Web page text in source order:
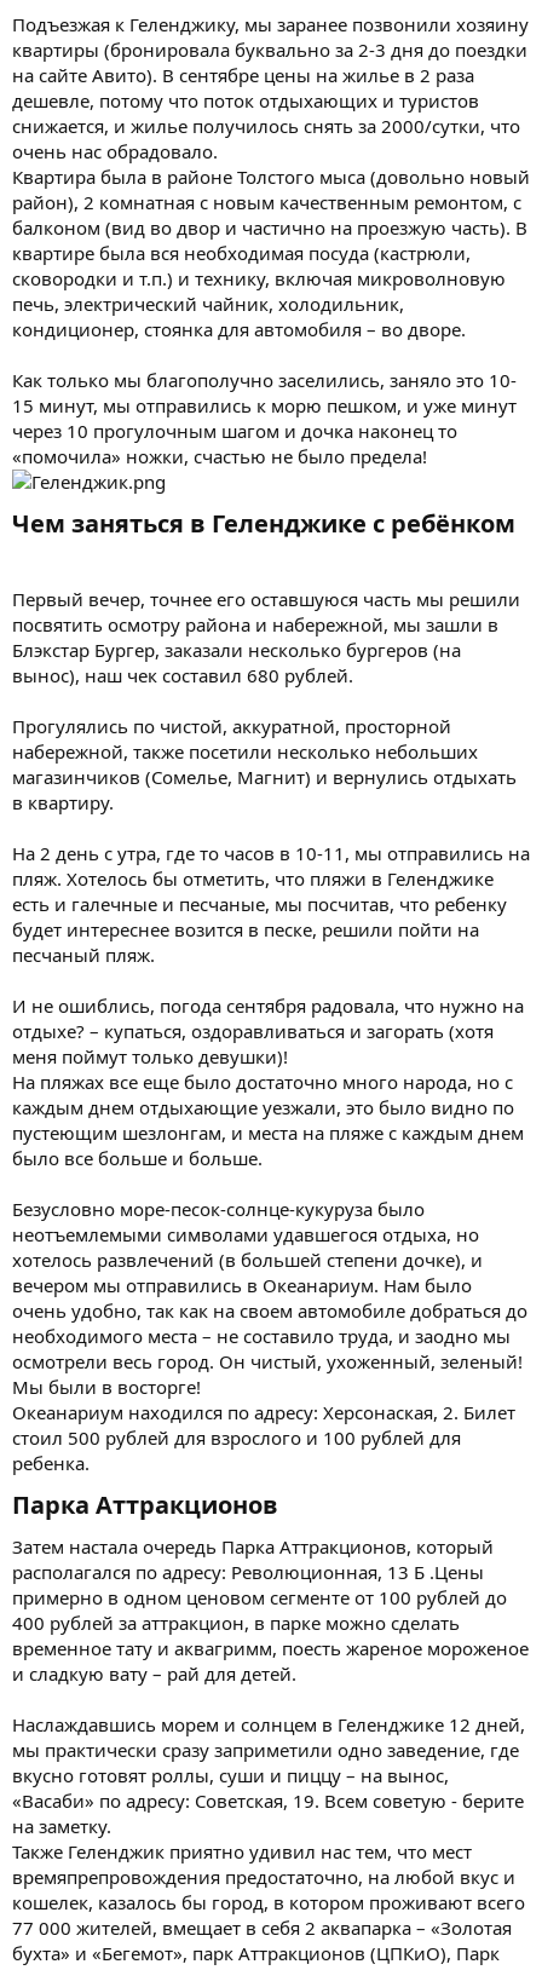
Подъезжая к Геленджику, мы заранее позвонили хозяину
квартиры (бронировала буквально за 2-3 дня до поездки
на сайте Авито). В сентябре цены на жилье в 2 раза
дешевле, потому что поток отдыхающих и туристов
снижается, и жилье получилось снять за 2000/сутки, что
очень нас обрадовало.
Квартира была в районе Толстого мыса (довольно новый
район), 2 комнатная с новым качественным ремонтом, с
балконом (вид во двор и частично на проезжую часть). В
квартире была вся необходимая посуда (кастрюли,
сковородки и т.п.) и технику, включая микроволновую
печь, электрический чайник, холодильник,
кондиционер, стоянка для автомобиля – во дворе.
Как только мы благополучно заселились, заняло это 10-
15 минут, мы отправились к морю пешком, и уже минут
через 10 прогулочным шагом и дочка наконец то
«помочила» ножки, счастью не было предела!
Чем заняться в Геленджике с ребёнком​
Первый вечер, точнее его оставшуюся часть мы решили
посвятить осмотру района и набережной, мы зашли в
Блэкстар Бургер, заказали несколько бургеров (на
вынос), наш чек составил 680 рублей.
Прогулялись по чистой, аккуратной, просторной
набережной, также посетили несколько небольших
магазинчиков (Сомелье, Магнит) и вернулись отдыхать
в квартиру.
На 2 день с утра, где то часов в 10-11, мы отправились на
пляж. Хотелось бы отметить, что пляжи в Геленджике
есть и галечные и песчаные, мы посчитав, что ребенку
будет интереснее возится в песке, решили пойти на
песчаный пляж.
И не ошиблись, погода сентября радовала, что нужно на
отдыхе? – купаться, оздоравливаться и загорать (хотя
меня поймут только девушки)!
На пляжах все еще было достаточно много народа, но с
каждым днем отдыхающие уезжали, это было видно по
пустеющим шезлонгам, и места на пляже с каждым днем
было все больше и больше.
Безусловно море-песок-солнце-кукуруза было
неотъемлемыми символами удавшегося отдыха, но
хотелось развлечений (в большей степени дочке), и
вечером мы отправились в Океанариум. Нам было
очень удобно, так как на своем автомобиле добраться до
необходимого места – не составило труда, и заодно мы
осмотрели весь город. Он чистый, ухоженный, зеленый!
Мы были в восторге!
Океанариум находился по адресу: Херсонаская, 2. Билет
стоил 500 рублей для взрослого и 100 рублей для
ребенка.
Парка Аттракционов​
Затем настала очередь Парка Аттракционов, который
располагался по адресу: Революционная, 13 Б .Цены
примерно в одном ценовом сегменте от 100 рублей до
400 рублей за аттракцион, в парке можно сделать
временное тату и аквагримм, поесть жареное мороженое
и сладкую вату – рай для детей.
Наслаждавшись морем и солнцем в Геленджике 12 дней,
мы практически сразу заприметили одно заведение, где
вкусно готовят роллы, суши и пиццу – на вынос,
«Васаби» по адресу: Советская, 19. Всем советую - берите
на заметку.
Также Геленджик приятно удивил нас тем, что мест
времяпрепровождения предостаточно, на любой вкус и
кошелек, казалось бы город, в котором проживают всего
77 000 жителей, вмещает в себя 2 аквапарка – «Золотая
бухта» и «Бегемот», парк Аттракционов (ЦПКиО), Парк